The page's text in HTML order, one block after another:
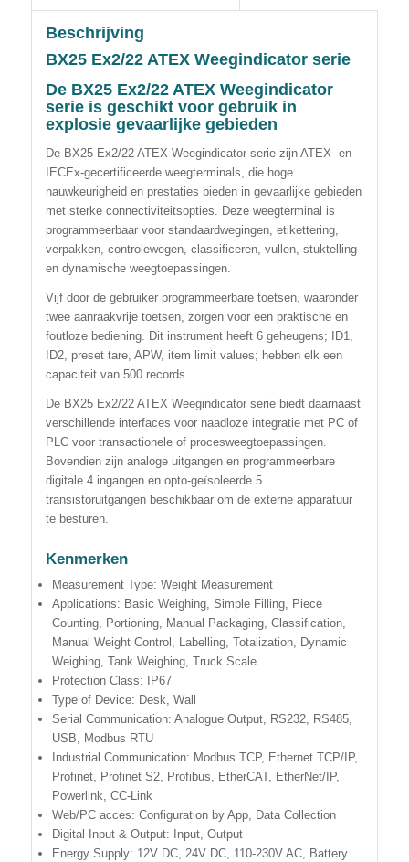
Beschrijving
BX25 Ex2/22 ATEX Weegindicator serie
De BX25 Ex2/22 ATEX Weegindicator
serie is geschikt voor gebruik in
explosie gevaarlijke gebieden
De BX25 Ex2/22 ATEX Weegindicator serie zijn ATEX- en
IECEx-gecertificeerde weegterminals, die hoge
nauwkeurigheid en prestaties bieden in gevaarlijke gebieden
met sterke connectiviteitsopties. Deze weegterminal is
programmeerbaar voor standaardwegingen, etikettering,
verpakken, controlewegen, classificeren, vullen, stuktelling
en dynamische weegtoepassingen.
Vijf door de gebruiker programmeerbare toetsen, waaronder
twee aanraakvrije toetsen, zorgen voor een praktische en
foutloze bediening. Dit instrument heeft 6 geheugens; ID1,
ID2, preset tare, APW, item limit values; hebben elk een
capaciteit van 500 records.
De BX25 Ex2/22 ATEX Weegindicator serie biedt daarnaast
verschillende interfaces voor naadloze integratie met PC of
PLC voor transactionele of procesweegtoepassingen.
Bovendien zijn analoge uitgangen en programmeerbare
digitale 4 ingangen en opto-geïsoleerde 5
transistoruitgangen beschikbaar om de externe apparatuur
te besturen.
Kenmerken
Measurement Type: Weight Measurement
Applications: Basic Weighing, Simple Filling, Piece
Counting, Portioning, Manual Packaging, Classification,
Manual Weight Control, Labelling, Totalization, Dynamic
Weighing, Tank Weighing, Truck Scale
Protection Class: IP67
Type of Device: Desk, Wall
Serial Communication: Analogue Output, RS232, RS485,
USB, Modbus RTU
Industrial Communication: Modbus TCP, Ethernet TCP/IP,
Profinet, Profinet S2, Profibus, EtherCAT, EtherNet/IP,
Powerlink, CC-Link
Web/PC acces: Configuration by App, Data Collection
Digital Input & Output: Input, Output
Energy Supply: 12V DC, 24V DC, 110-230V AC, Battery